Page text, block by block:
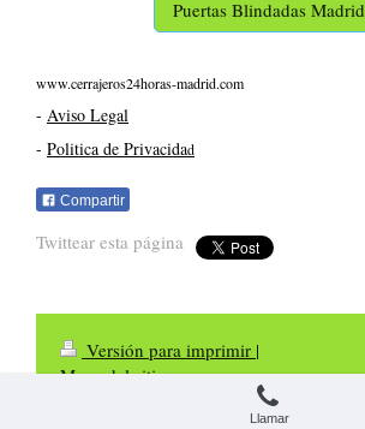
Puertas Blindadas Madrid
www.cerrajeros24horas-madrid.com
- Aviso Legal
- Politica de Privacidad
Compartir
Twittear esta página
Versión para imprimir |
Mapa del sitio
Cerrajeros Madrid 24 Horas
Llamar